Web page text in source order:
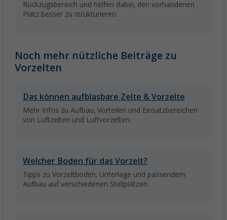
Rückzugsbereich und helfen dabei, den vorhandenen
Platz besser zu strukturieren.
Noch mehr nützliche Beiträge zu
Vorzelten
Das können aufblasbare Zelte & Vorzelte
Mehr Infos zu Aufbau, Vorteilen und Einsatzbereichen
von Luftzelten und Luftvorzelten.
Welcher Boden für das Vorzelt?
Tipps zu Vorzeltboden, Unterlage und passendem
Aufbau auf verschiedenen Stellplätzen.